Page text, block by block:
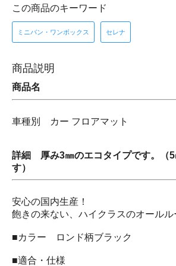
この商品のキーワード
ミニバン・ワンボックス セレナ
商品説明
商品名
車種別 カー フロアマット
詳細 厚み3㎜のエコタイプです。（5
す）
安心の国内生産！
飽きの来ない、ハイクラスのオールル
■カラー ロンド柄ブラック
■適合・仕様